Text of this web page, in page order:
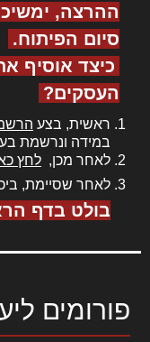
ההרצה,
סיום הפיתוח.
כיצד אוסיף
העסקים?
ראשית, בצע
במידה ונרשמת
לאחר מכן, לחץ
לאחר שסיימת,
בולט בדף
פורומים